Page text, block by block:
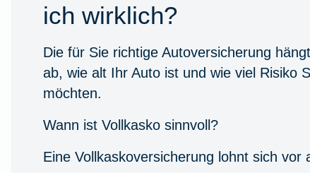
ich wirklich?
Die für Sie richtige Autoversicherung
ab, wie alt Ihr Auto ist und wie viel Risiko
möchten.
Wann ist Vollkasko sinnvoll?
Eine Vollkaskoversicherung lohnt sich vor